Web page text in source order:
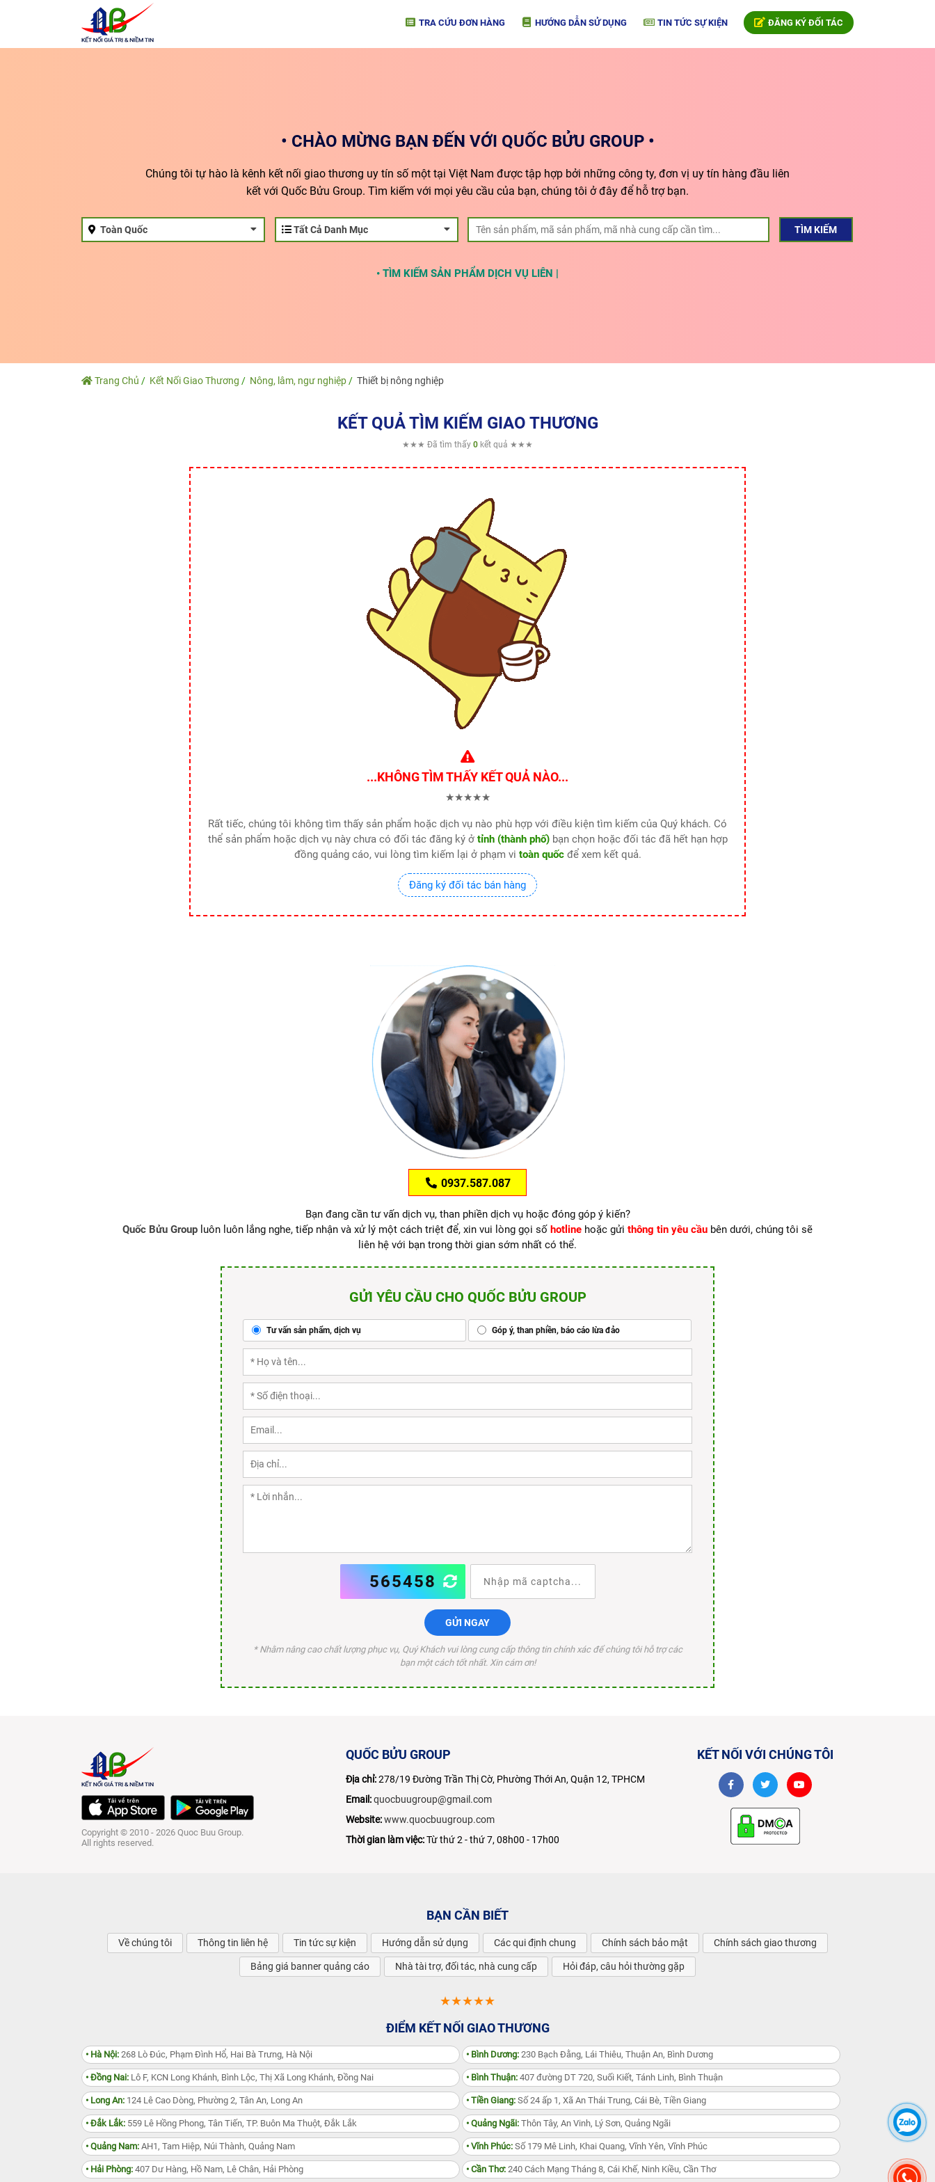
TRA CỨU ĐƠN HÀNG HƯỚNG DẪN SỬ DỤNG TIN TỨC SỰ KIỆN ĐĂNG KÝ ĐỐI TÁC
• CHÀO MỪNG BẠN ĐẾN VỚI QUỐC BỬU GROUP •
Chúng tôi tự hào là kênh kết nối giao thương uy tín số một tại Việt Nam được tập hợp bởi những công ty, đơn vị uy tín hàng đầu liên
kết với Quốc Bửu Group. Tìm kiếm với mọi yêu cầu của bạn, chúng tôi ở đây để hỗ trợ bạn.
Toàn Quốc Tất Cả Danh Mục TÌM KIẾM
• TÌM KIẾM SẢN PHẨM DỊCH VỤ LIÊN KẾT K
Trang Chủ Kết Nối Giao Thương Nông, lâm, ngư nghiệp Thiết bị nông nghiệp
KẾT QUẢ TÌM KIẾM GIAO THƯƠNG
★★★ Đã tìm thấy 0 kết quả ★★★
...KHÔNG TÌM THẤY KẾT QUẢ NÀO...
★★★★★
Rất tiếc, chúng tôi không tìm thấy sản phẩm hoặc dịch vụ nào phù hợp với điều kiện tìm kiếm của Quý khách. Có
thể sản phẩm hoặc dịch vụ này chưa có đối tác đăng ký ở tỉnh (thành phố)bạn chọn hoặc đối tác đã hết hạn hợp
đồng quảng cáo, vui lòng tìm kiếm lại ở phạm vi toàn quốcđể xem kết quả.
Đăng ký đối tác bán hàng
0937.587.087
Bạn đang cần tư vấn dịch vụ, than phiền dịch vụ hoặc đóng góp ý kiến?
Quốc Bửu Group luôn luôn lắng nghe, tiếp nhận và xử lý một cách triệt để, xin vui lòng gọi số hotline hoặc gửi thông tin yêu cầu bên dưới, chúng tôi sẽ
liên hệ với bạn trong thời gian sớm nhất có thể.
GỬI YÊU CẦU CHO QUỐC BỬU GROUP
Tư vấn sản phẩm, dịch vụ Góp ý, than phiền, báo cáo lừa đảo
565458
GỬI NGAY
* Nhằm nâng cao chất lượng phục vụ, Quý Khách vui lòng cung cấp thông tin chính xác để chúng tôi hỗ trợ các
bạn một cách tốt nhất. Xin cám ơn!
Copyright © 2010 - 2026 Quoc Buu Group.
All rights reserved.
QUỐC BỬU GROUP
Địa chỉ:278/19 Đường Trần Thị Cờ, Phường Thới An, Quận 12, TPHCM
Email:quocbuugroup@gmail.com
Website:www.quocbuugroup.com
Thời gian làm việc:Từ thứ 2 - thứ 7, 08h00 - 17h00
KẾT NỐI VỚI CHÚNG TÔI
BẠN CẦN BIẾT
Về chúng tôi Thông tin liên hệ Tin tức sự kiện Hướng dẫn sử dụng Các qui định chung Chính sách bảo mật Chính sách giao thương
Bảng giá banner quảng cáo Nhà tài trợ, đối tác, nhà cung cấp Hỏi đáp, câu hỏi thường gặp
★★★★★
ĐIỂM KẾT NỐI GIAO THƯƠNG
• Hà Nội: 268 Lò Đúc, Phạm Đình Hổ, Hai Bà Trưng, Hà Nội • Bình Dương:230 Bạch Đằng, Lái Thiêu, Thuận An, Bình Dương
• Đồng Nai: Lô F, KCN Long Khánh, Bình Lộc, Thị Xã Long Khánh, Đồng Nai • Bình Thuận:407 đường DT 720, Suối Kiết, Tánh Linh, Bình Thuận
• Long An: 124 Lê Cao Dòng, Phường 2, Tân An, Long An • Tiền Giang:Số 24 ấp 1, Xã An Thái Trung, Cái Bè, Tiền Giang
• Đắk Lắk: 559 Lê Hồng Phong, Tân Tiến, TP. Buôn Ma Thuột, Đắk Lắk • Quảng Ngãi:Thôn Tây, An Vinh, Lý Sơn, Quảng Ngãi
• Quảng Nam: AH1, Tam Hiệp, Núi Thành, Quảng Nam • Vĩnh Phúc:Số 179 Mê Linh, Khai Quang, Vĩnh Yên, Vĩnh Phúc
• Hải Phòng: 407 Dư Hàng, Hồ Nam, Lê Chân, Hải Phòng • Cần Thơ:240 Cách Mạng Tháng 8, Cái Khế, Ninh Kiều, Cần Thơ